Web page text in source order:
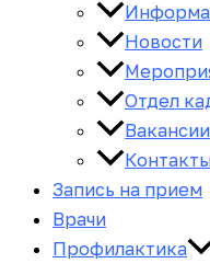
Новости
Отдел
Вакансии
Запись на прием
Врачи
Профилактика